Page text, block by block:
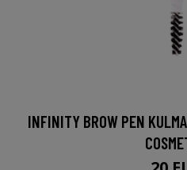
INFINITY BROW PEN